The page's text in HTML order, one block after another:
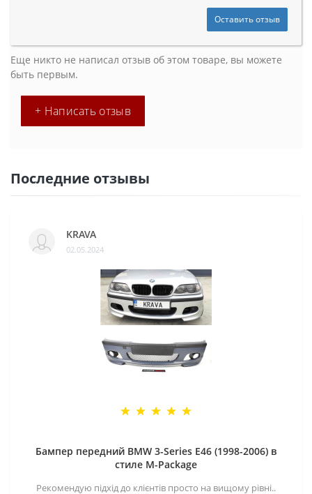
Оставить отзыв
Еще никто не написал отзыв об этом товаре, вы можете
быть первым.
+ Написать отзыв
Последние отзывы
KRAVA
02.05.2024
Бампер передний BMW 3-Series E46 (1998-2006) в
стиле M-Package
Рекомендую підхід до клієнтів просто на вищому рівні..